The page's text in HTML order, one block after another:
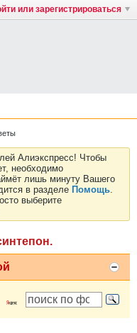
или зарегистрироваться
Алиэкспресс! Чтобы
необходимо
лишь минуту Вашего
в разделе Помощь.
выберите